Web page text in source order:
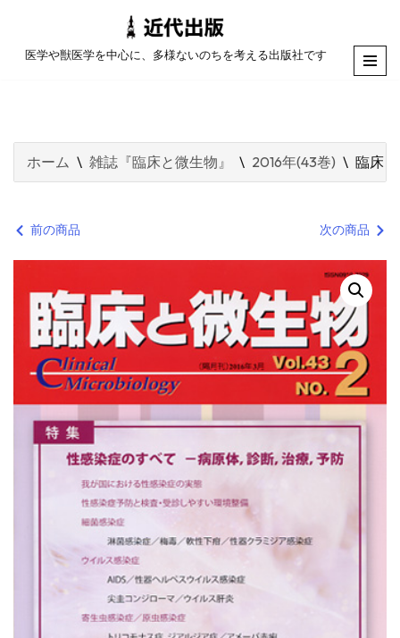
コ
ツ
へ
医学や獣医学を中心に、多様ないのちを考える出版社です
ホーム \ 雑誌『臨床と微生物』 \ 2016年(43巻) \ 臨床
前の商品 次の商品